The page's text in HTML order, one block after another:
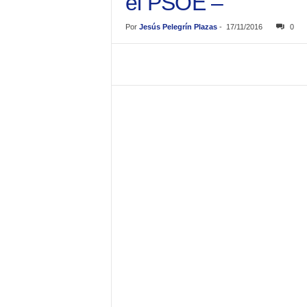
Por Jesús Pelegrín Plazas- 17/11/2016 0